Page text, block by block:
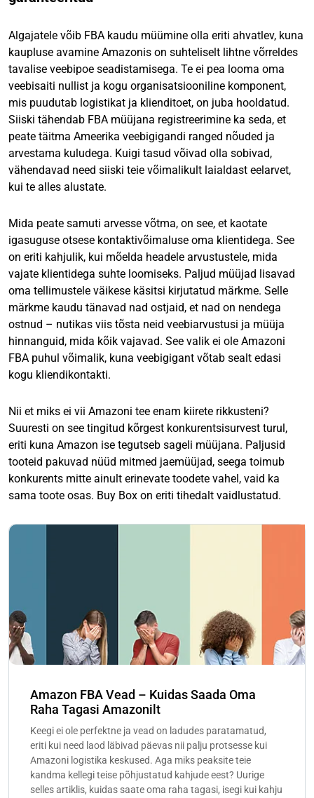
Algajatele võib FBA kaudu müümine olla eriti ahvatlev, kuna
kaupluse avamine Amazonis on suhteliselt lihtne võrreldes
tavalise veebipoe seadistamisega. Te ei pea looma oma
veebisaiti nullist ja kogu organisatsiooniline komponent,
mis puudutab logistikat ja klienditoet, on juba hooldatud.
Siiski tähendab FBA müüjana registreerimine ka seda, et
peate täitma Ameerika veebigigandi ranged nõuded ja
arvestama kuludega. Kuigi tasud võivad olla sobivad,
vähendavad need siiski teie võimalikult laialdast eelarvet,
kui te alles alustate.
Mida peate samuti arvesse võtma, on see, et kaotate
igasuguse otsese kontaktivõimaluse oma klientidega. See
on eriti kahjulik, kui mõelda headele arvustustele, mida
vajate klientidega suhte loomiseks. Paljud müüjad lisavad
oma tellimustele väikese käsitsi kirjutatud märkme. Selle
märkme kaudu tänavad nad ostjaid, et nad on nendega
ostnud – nutikas viis tõsta neid veebiarvustusi ja müüja
hinnanguid, mida kõik vajavad. See valik ei ole Amazoni
FBA puhul võimalik, kuna veebigigant võtab sealt edasi
kogu kliendikontakti.
Nii et miks ei vii Amazoni tee enam kiirete rikkusteni?
Suuresti on see tingitud kõrgest konkurentsisurvest turul,
eriti kuna Amazon ise tegutseb sageli müüjana. Paljusid
tooteid pakuvad nüüd mitmed jaemüüjad, seega toimub
konkurents mitte ainult erinevate toodete vahel, vaid ka
sama toote osas. Buy Box on eriti tihedalt vaidlustatud.
Amazon FBA Vead – Kuidas Saada Oma
Raha Tagasi Amazonilt
Keegi ei ole perfektne ja vead on ladudes paratamatud,
eriti kui need laod läbivad päevas nii palju protsesse kui
Amazoni logistika keskused. Aga miks peaksite teie
kandma kellegi teise põhjustatud kahjude eest? Uurige
selles artiklis, kuidas saate oma raha tagasi, isegi kui kahju